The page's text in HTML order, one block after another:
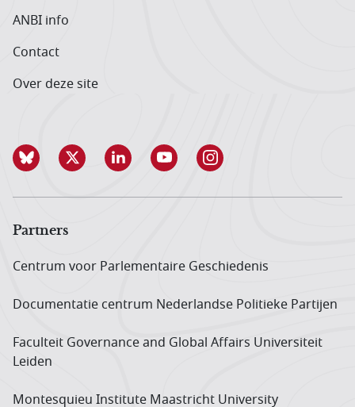
ANBI info
Contact
Over deze site
Partners
Centrum voor Parlementaire Geschiedenis
Documentatie centrum Neder­landse Politieke Partijen
Faculteit Governance and Global Affairs Universiteit
Leiden
Montesquieu Institute Maastricht University